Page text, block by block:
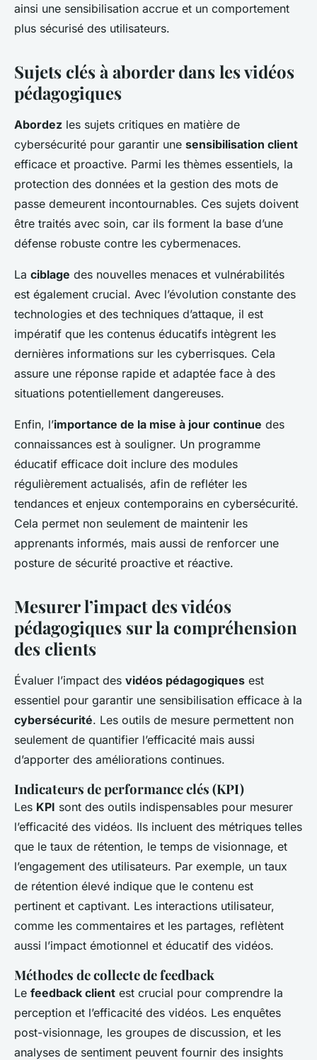
ainsi une sensibilisation accrue et un comportement
plus sécurisé des utilisateurs.
Sujets clés à aborder dans les vidéos
pédagogiques
Abordez les sujets critiques en matière de
cybersécurité pour garantir une sensibilisation client
efficace et proactive. Parmi les thèmes essentiels, la
protection des données et la gestion des mots de
passe demeurent incontournables. Ces sujets doivent
être traités avec soin, car ils forment la base d’une
défense robuste contre les cybermenaces.
La ciblage des nouvelles menaces et vulnérabilités
est également crucial. Avec l’évolution constante des
technologies et des techniques d’attaque, il est
impératif que les contenus éducatifs intègrent les
dernières informations sur les cyberrisques. Cela
assure une réponse rapide et adaptée face à des
situations potentiellement dangereuses.
Enfin, l’importance de la mise à jour continue des
connaissances est à souligner. Un programme
éducatif efficace doit inclure des modules
régulièrement actualisés, afin de refléter les
tendances et enjeux contemporains en cybersécurité.
Cela permet non seulement de maintenir les
apprenants informés, mais aussi de renforcer une
posture de sécurité proactive et réactive.
Mesurer l’impact des vidéos
pédagogiques sur la compréhension
des clients
Évaluer l’impact des vidéos pédagogiques est
essentiel pour garantir une sensibilisation efficace à la
cybersécurité. Les outils de mesure permettent non
seulement de quantifier l’efficacité mais aussi
d’apporter des améliorations continues.
Indicateurs de performance clés (KPI)
Les KPI sont des outils indispensables pour mesurer
l’efficacité des vidéos. Ils incluent des métriques telles
que le taux de rétention, le temps de visionnage, et
l’engagement des utilisateurs. Par exemple, un taux
de rétention élevé indique que le contenu est
pertinent et captivant. Les interactions utilisateur,
comme les commentaires et les partages, reflètent
aussi l’impact émotionnel et éducatif des vidéos.
Méthodes de collecte de feedback
Le feedback client est crucial pour comprendre la
perception et l’efficacité des vidéos. Les enquêtes
post-visionnage, les groupes de discussion, et les
analyses de sentiment peuvent fournir des insights